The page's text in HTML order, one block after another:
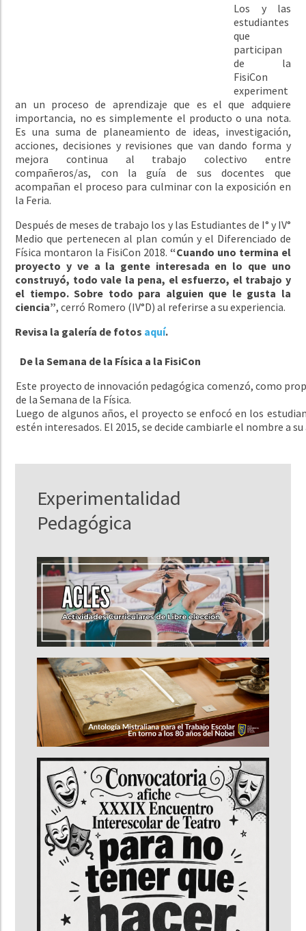
Los y las
estudiantes
que
participan
de la
FisiCon
experiment
an un proceso de aprendizaje que es el que adquiere
importancia, no es simplemente el producto o una nota.
Es una suma de planeamiento de ideas, investigación,
acciones, decisiones y revisiones que van dando forma y
mejora continua al trabajo colectivo entre
compañeros/as, con la guía de sus docentes que
acompañan el proceso para culminar con la exposición en
la Feria.
Después de meses de trabajo los y las Estudiantes de I° y IV°
Medio que pertenecen al plan común y el Diferenciado de
Física montaron la FisiCon 2018. “Cuando uno termina el
proyecto y ve a la gente interesada en lo que uno
construyó, todo vale la pena, el esfuerzo, el trabajo y
el tiempo. Sobre todo para alguien que le gusta la
ciencia”, cerró Romero (IV°D) al referirse a su experiencia.
Revisa la galería de fotos aquí.
De la Semana de la Física a la FisiCon
Este proyecto de innovación pedagógica comenzó, como
de la Semana de la Física.
Luego de algunos años, el proyecto se enfocó en los
estén interesados. El 2015, se decide cambiarle el nombre a
Experimentalidad
Pedagógica